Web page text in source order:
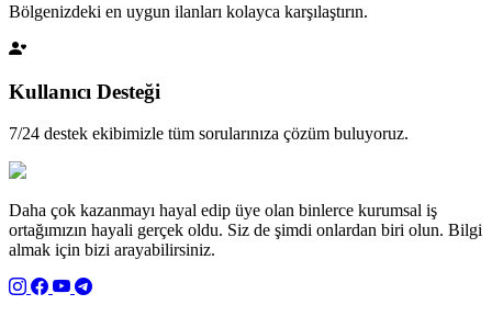
Bölgenizdeki en uygun ilanları kolayca karşılaştırın.
Kullanıcı Desteği
7/24 destek ekibimizle tüm sorularınıza çözüm buluyoruz.
Daha çok kazanmayı hayal edip üye olan binlerce kurumsal iş
ortağımızın hayali gerçek oldu. Siz de şimdi onlardan biri olun. Bilgi
almak için bizi arayabilirsiniz.